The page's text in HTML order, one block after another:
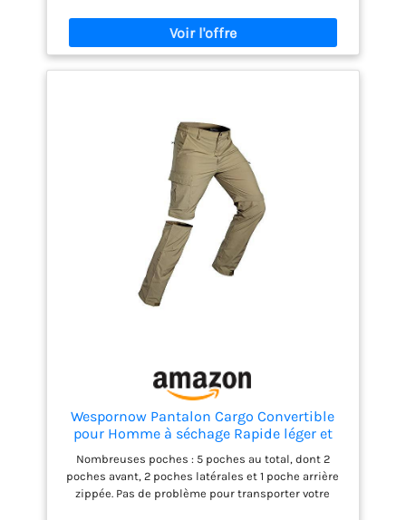
résistant à l'eau : pantalon de travail pour homme
90 % polyester, 10 % élasthanne qui se déplace
librement sans contrainte. Traité pour repousser la
pluie légère – vous garde au sec lors des matinées
les chaudes journées d'été, mais durable pour les
chemins rocailleux. 7 poches et prêt pour anneau
en D : Pantalon de marche pour homme avec deux
fentes avant, une poche pour pièces de monnaie,
deux rabats cargo en velcro, deux rabats arrière
pour divers outils et équipements. Avec un anneau
en D en métal pour clés ou mousqueton, ces
pantalons Confort et mobilité tout au long de la
journée : pantalon cargo pour homme, taille semi-
élastique qui s'adapte à vos mouvements.
L’entrejambe à soufflets et la coupe droite
permettent des squats profonds et de longues
Wespornow Pantalon Cargo Convertible
pour Homme à séchage Rapide léger et
Respirant avec Fermeture éclair pour
randonnée, l'extérieur, la pêche, Le Safari
(L, Kaki)
Nombreuses poches : 5 poches au total, dont 2
poches avant, 2 poches latérales et 1 poche arrière
zippée. Pas de problème pour transporter votre